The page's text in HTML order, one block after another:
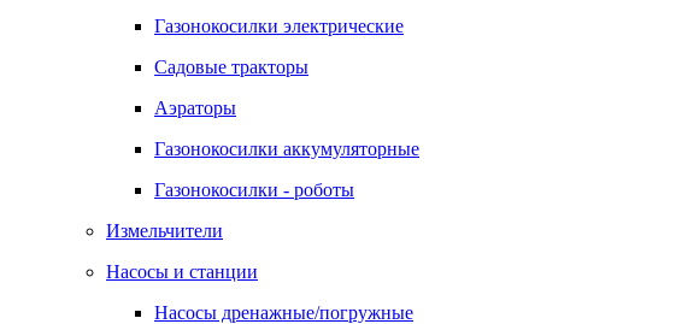
Газонокосилки электрические
Садовые тракторы
Аэраторы
Газонокосилки аккумуляторные
Газонокосилки - роботы
Измельчители
Насосы и станции
Насосы дренажные/погружные